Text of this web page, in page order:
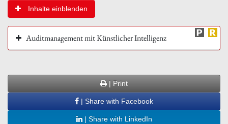
Inhalte einblenden
Auditmanagement mit Künstlicher Intelligenz
| Print
| Share with Facebook
| Share with LinkedIn